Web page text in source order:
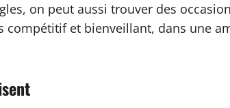
on peut aussi trouver des
et bienveillant, dans une